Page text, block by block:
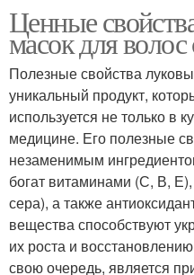
Ценные
масок для
Полезные свойства
уникальный продукт,
используется не только в
медицине. Его полезные
незаменимым
богат витаминами (С, В,
сера), а также
вещества способствуют
их роста и
свою очередь, является